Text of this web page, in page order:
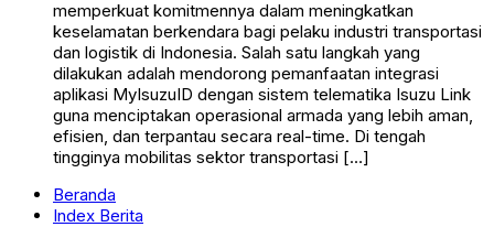
memperkuat komitmennya dalam meningkatkan
keselamatan berkendara bagi pelaku industri transportasi
dan logistik di Indonesia. Salah satu langkah yang
dilakukan adalah mendorong pemanfaatan integrasi
aplikasi MyIsuzuID dengan sistem telematika Isuzu Link
guna menciptakan operasional armada yang lebih aman,
efisien, dan terpantau secara real-time. Di tengah
tingginya mobilitas sektor transportasi […]
Beranda
Index Berita